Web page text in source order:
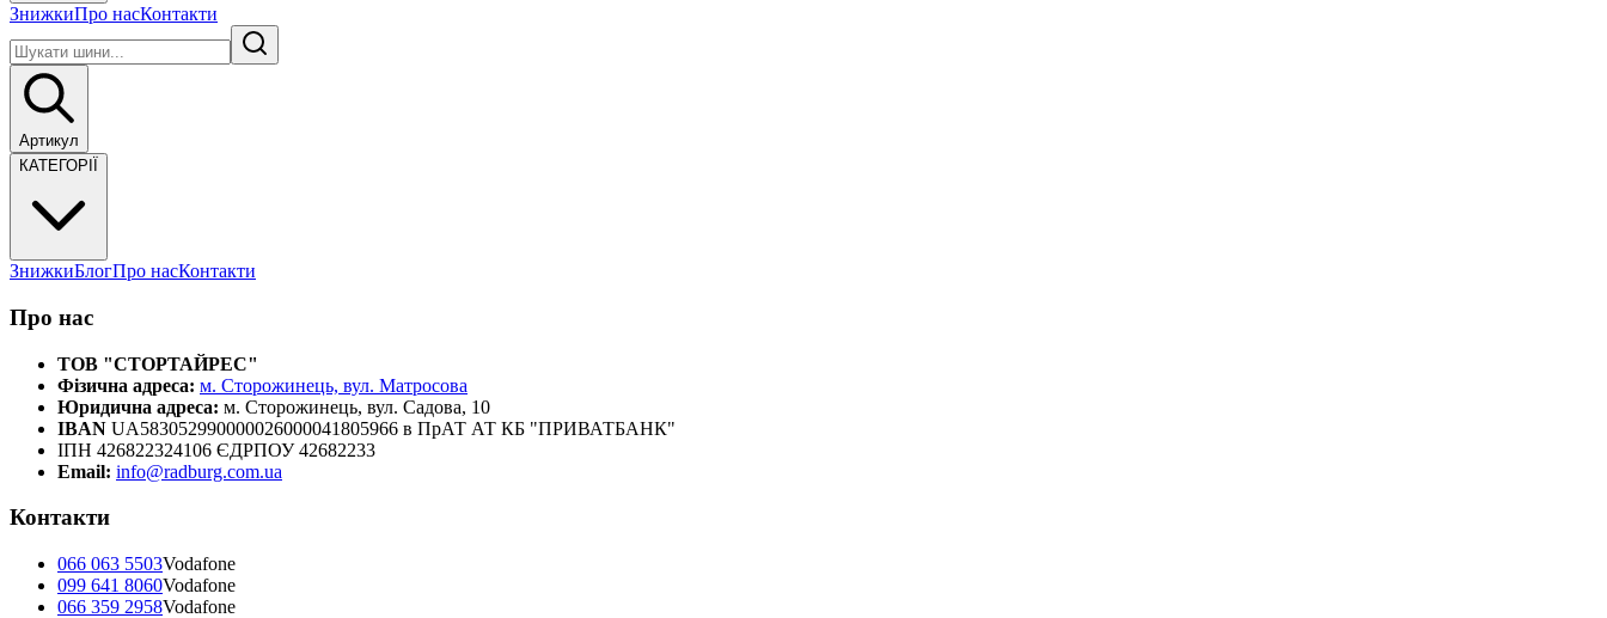
ЗнижкиПро насКонтакти
Артикул
КАТЕГОРІЇ
ЗнижкиБлогПро насКонтакти
Про нас
ТОВ "СТОРТАЙРЕС"
Фізична адреса: м. Сторожинець, вул. Матросова
Юридична адреса: м. Сторожинець, вул. Садова, 10
IBAN UA583052990000026000041805966 в ПрАТ АТ КБ "ПРИВАТБАНК"
ІПН 426822324106 ЄДРПОУ 42682233
Email: info@radburg.com.ua
Контакти
066 063 5503Vodafone
099 641 8060Vodafone
066 359 2958Vodafone